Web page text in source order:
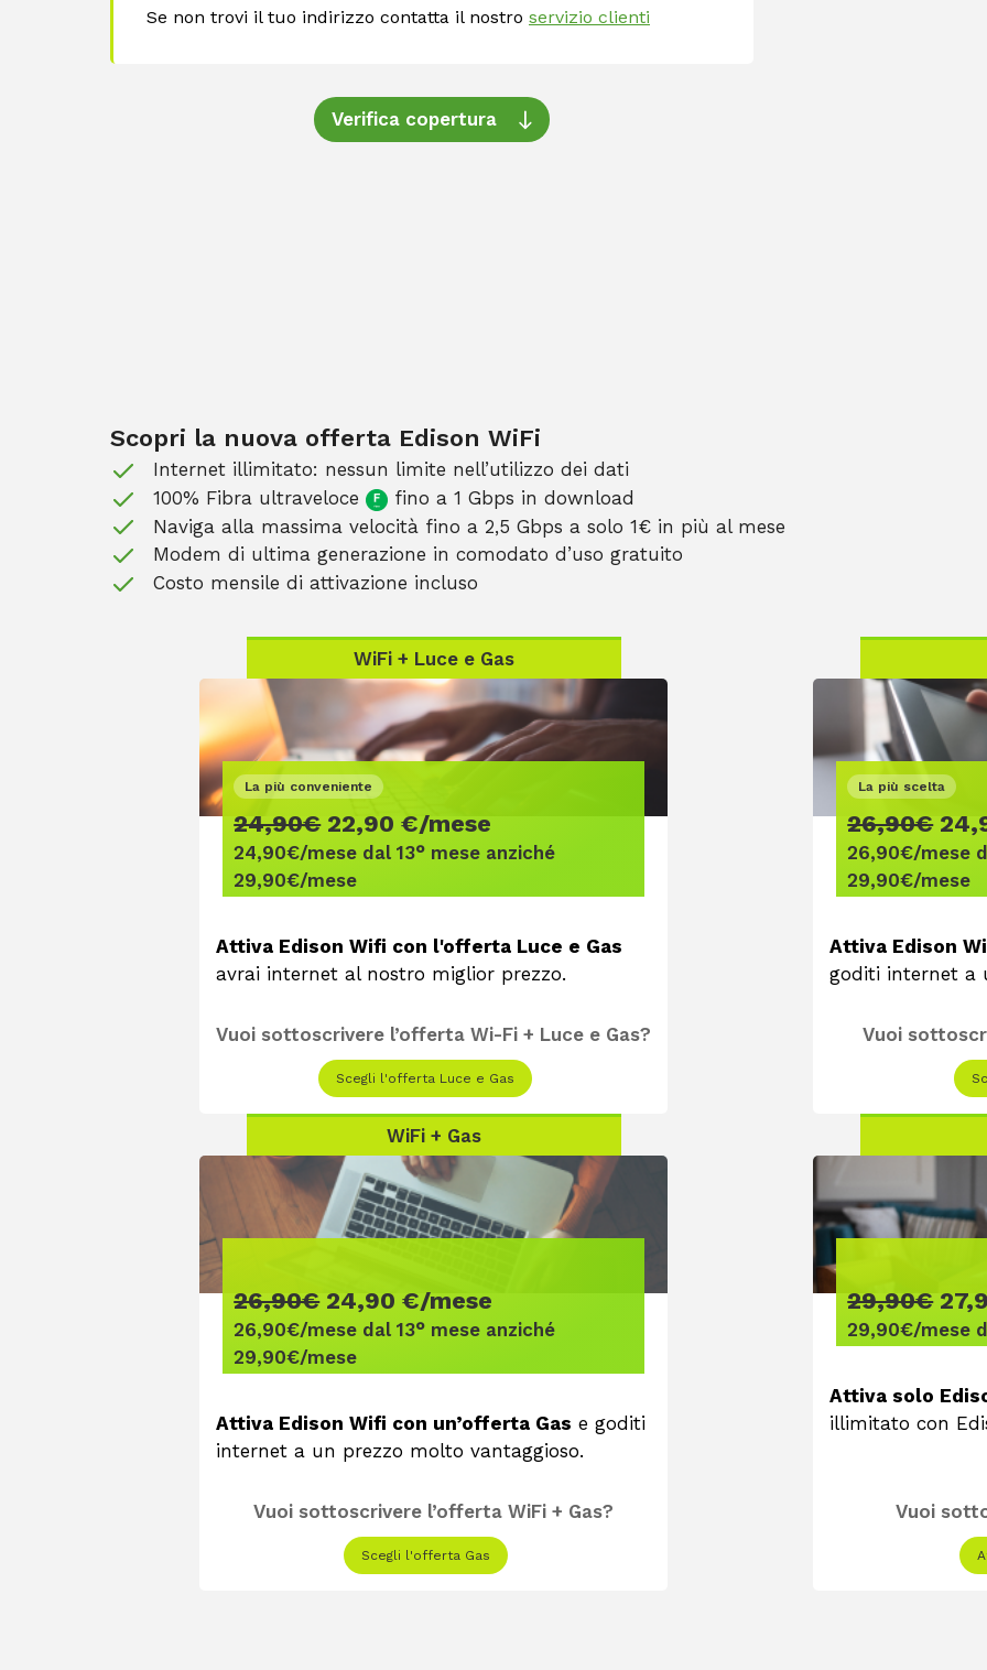
Se non trovi il tuo indirizzo contatta il nostro servizio clienti
Verifica copertura
Scopri la nuova offerta Edison WiFi
Internet illimitato: nessun limite nell’utilizzo dei dati
100% Fibra ultraveloce
fino a 1 Gbps in download
Naviga alla massima velocità fino a 2,5 Gbps a solo 1€ in più al mese
Modem di ultima generazione in comodato d’uso gratuito
Costo mensile di attivazione incluso
WiFi + Luce e Gas
La più conveniente
24,90€22,90 €/mese
24,90€/mese dal 13° mese anziché
29,90€/mese
Attiva Edison Wifi con l'offerta Luce e Gas
avrai internet al nostro miglior prezzo.
Vuoi sottoscrivere l’offerta Wi-Fi + Luce e Gas?
Scegli l'offerta Luce e Gas
La più scelta
26,90€
26,90€/mese
29,90€/mese
Attiva Edison
goditi internet a
Vuoi
WiFi + Gas
26,90€24,90 €/mese
26,90€/mese dal 13° mese anziché
29,90€/mese
Attiva Edison Wifi con un’offerta Gas e goditi
internet a un prezzo molto vantaggioso.
Vuoi sottoscrivere l’offerta WiFi + Gas?
Scegli l'offerta Gas
29,90€
29,90€/mese
Attiva solo
illimitato con
Vuoi